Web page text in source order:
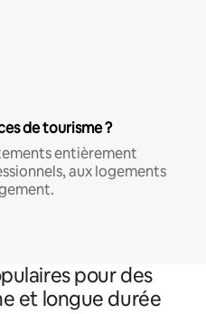
de tourisme ?
entièrement
aux logements
pour des
et longue durée